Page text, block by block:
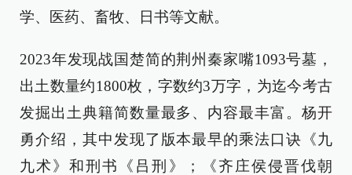
学、医药、畜牧、日书等文献。
2023年发现战国楚简的荆州秦家嘴1093号墓，
出土数量约1800枚，字数约3万字，为迄今考古
发掘出土典籍简数量最多、内容最丰富。杨开
勇介绍，其中发现了版本最早的乘法口诀《九
九术》和刑书《吕刑》；《齐庄侯侵晋伐朝